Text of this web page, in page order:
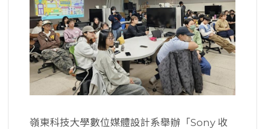
嶺東科技大學數位媒體設計系舉辦「Sony 收